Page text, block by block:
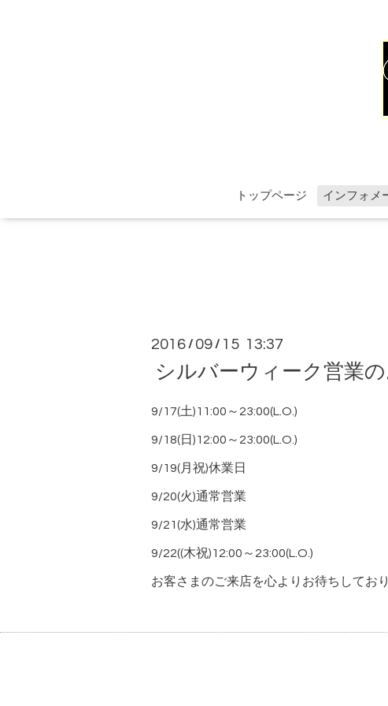
トップページ インフォメ
2016 / 09 / 15 13:37
シルバーウィーク営業
9/17(土)11:00～23:00(L.O.)
9/18(日)12:00～23:00(L.O.)
9/19(月祝)休業日
9/20(火)通常営業
9/21(水)通常営業
9/22((木祝)12:00～23:00(L.O.)
お客さまのご来店を心よりお待ちしており